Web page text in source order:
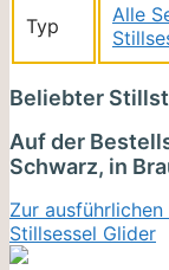
Typ Alle
Beliebter
Auf der
Schwarz, in
Zur
Stillsessel Glider